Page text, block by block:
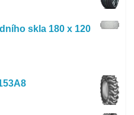
skla 180 x 120